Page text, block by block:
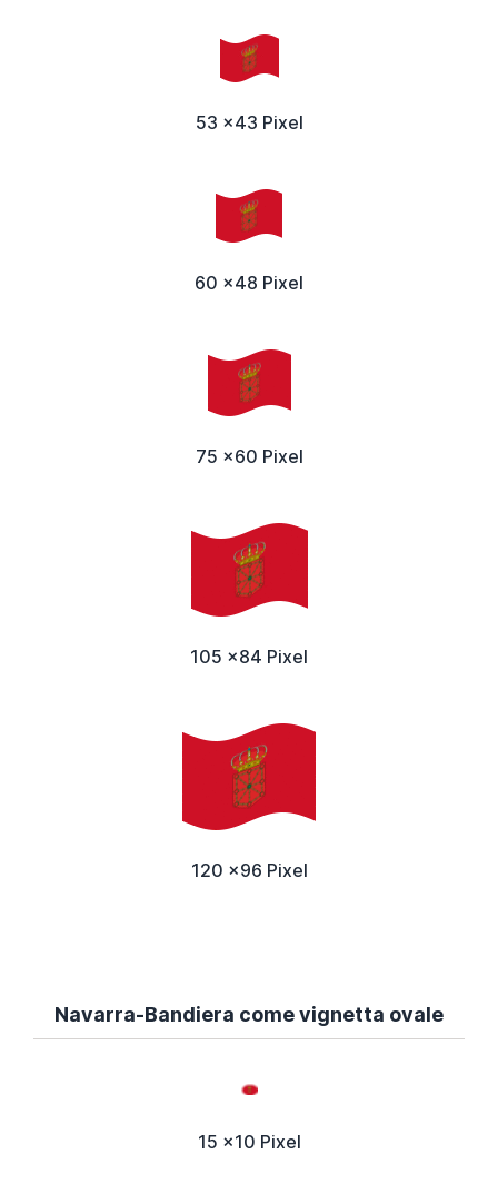
53 x43 Pixel
60 x48 Pixel
75 x60 Pixel
105 x84 Pixel
120 x96 Pixel
Navarra-Bandiera come vignetta ovale
15 x10 Pixel